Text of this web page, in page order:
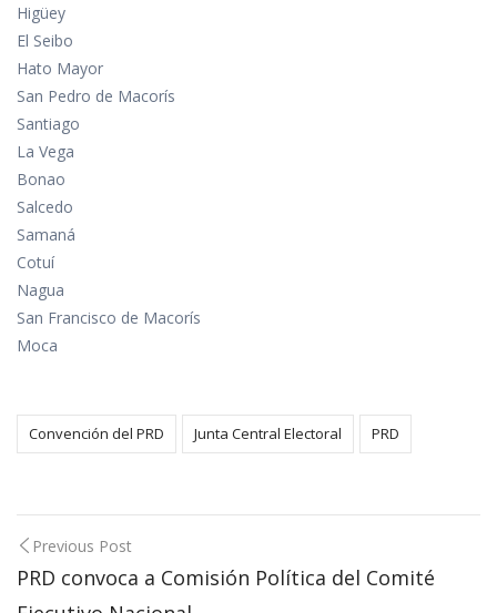
Higüey
El Seibo
Hato Mayor
San Pedro de Macorís
Santiago
La Vega
Bonao
Salcedo
Samaná
Cotuí
Nagua
San Francisco de Macorís
Moca
Convención del PRD Junta Central Electoral PRD
Post
navigation
Previous Post
PRD convoca a Comisión Política del Comité